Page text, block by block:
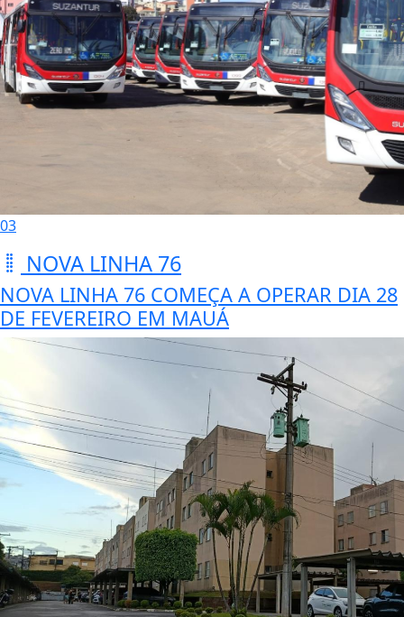
03
NOVA LINHA 76
NOVA LINHA 76 COMEÇA A OPERAR DIA 28
DE FEVEREIRO EM MAUÁ